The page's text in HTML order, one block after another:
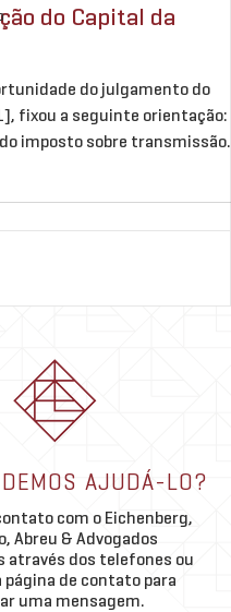
do Capital da
do julgamento do
fixou a seguinte orientação:
imposto sobre transmissão
AJUDÁ-LO?
com o Eichenberg,
Abreu & Advogados
através dos telefones ou
página de contato para
uma mensagem.